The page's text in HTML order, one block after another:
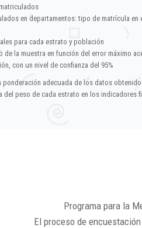
en departamentos: tipo de matrícula
para cada estrato y población
de la muestra en función del error máximo
con un nivel de confianza del 95%
ponderación adecuada de los datos
del peso de cada estrato en los indicadores
Programa para la
El proceso de